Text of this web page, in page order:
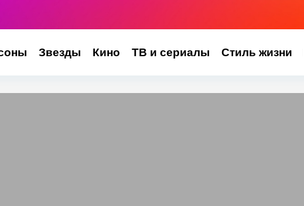
Звезды Кино ТВ и сериалы Стиль жизни